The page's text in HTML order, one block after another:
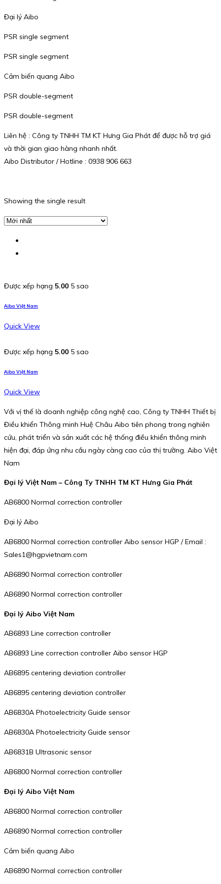
Đại lý Aibo
PSR single segment
PSR single segment
Cảm biến quang Aibo
PSR double-segment
PSR double-segment
Liên hệ : Công ty TNHH TM KT Hưng Gia Phát để được hỗ trợ giá
và thời gian giao hàng nhanh nhất.
Aibo Distributor / Hotline : 0938 906 663
Showing the single result
Được xếp hạng 5.00 5 sao
Aibo Việt Nam
Quick View
Được xếp hạng 5.00 5 sao
Aibo Việt Nam
Quick View
Với vị thế là doanh nghiệp công nghệ cao, Công ty TNHH Thiết bị
Điều khiển Thông minh Huệ Châu Aibo tiên phong trong nghiên
cứu, phát triển và sản xuất các hệ thống điều khiển thông minh
hiện đại, đáp ứng nhu cầu ngày càng cao của thị trường. Aibo Việt
Nam
Đại lý Việt Nam – Công Ty TNHH TM KT Hưng Gia Phát
AB6800 Normal correction controller
Đại lý Aibo
AB6800 Normal correction controller Aibo sensor HGP / Email :
Sales1@hgpvietnam.com
AB6890 Normal correction controller
AB6890 Normal correction controller
Đại lý Aibo Việt Nam
AB6893 Line correction controller
AB6893 Line correction controller Aibo sensor HGP
AB6895 centering deviation controller
AB6895 centering deviation controller
AB6830A Photoelectricity Guide sensor
AB6830A Photoelectricity Guide sensor
AB6831B Ultrasonic sensor
AB6800 Normal correction controller
Đại lý Aibo Việt Nam
AB6800 Normal correction controller
AB6890 Normal correction controller
Cảm biến quang Aibo
AB6890 Normal correction controller